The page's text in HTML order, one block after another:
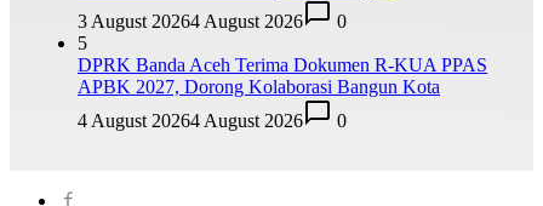
3 August 20264 August 2026
0
5
DPRK Banda Aceh Terima Dokumen R-KUA PPAS
APBK 2027, Dorong Kolaborasi Bangun Kota
4 August 20264 August 2026 0